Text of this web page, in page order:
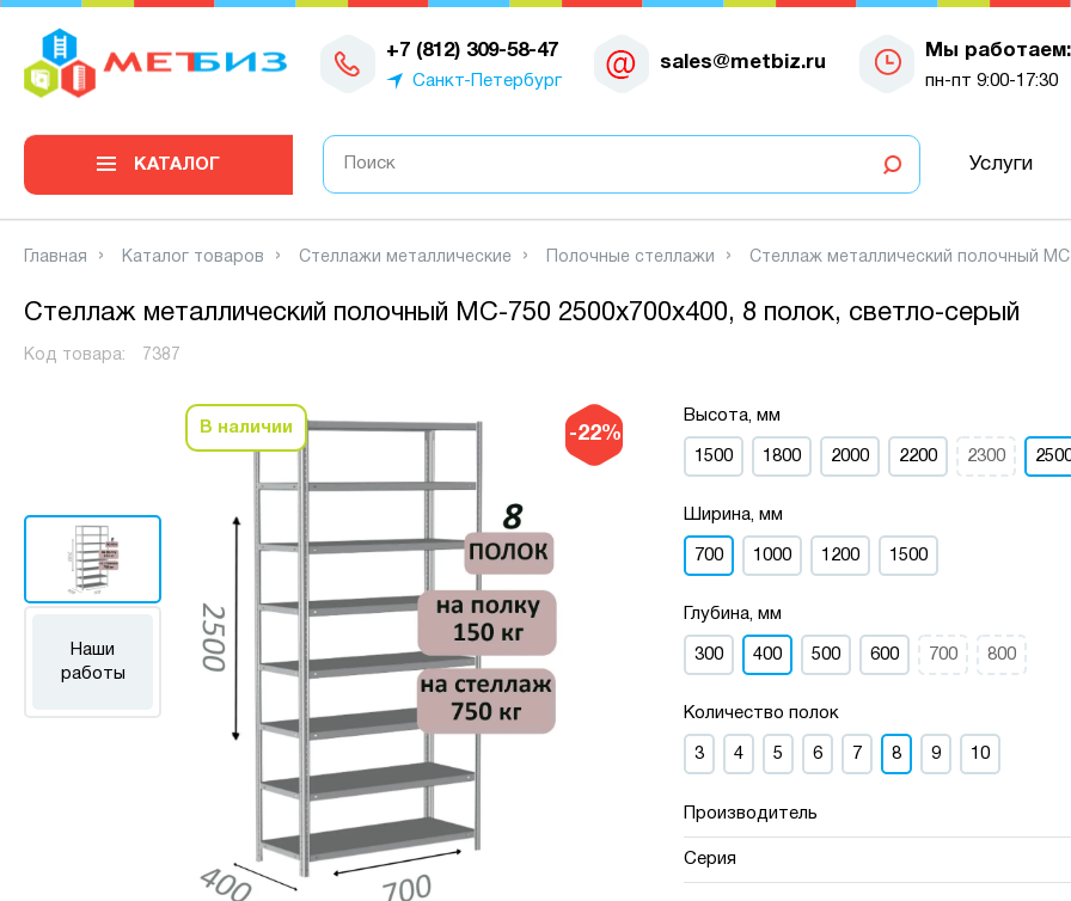
+7 (812) 309-58-47
Санкт-Петербург
sales@metbiz.ru
Мы работаем:
пн-пт 9:00-17:30
0
КАТАЛОГ Услуги
Главная Каталог товаров Стеллажи металлические Полочные стеллажи Стеллаж металлический полочный
Стеллаж металлический полочный МС-750 2500х700х400, 8 полок, светло-серый
Код товара: 7387
-22%
Наши
работы
В наличии
Высота, мм
1500 1800 2000 2200 2300
Ширина, мм
700 1000 1200 1500
Глубина, мм
300 400 500 600 700 800
Количество полок
3 4 5 6 7 8 9 10
Производитель
Серия